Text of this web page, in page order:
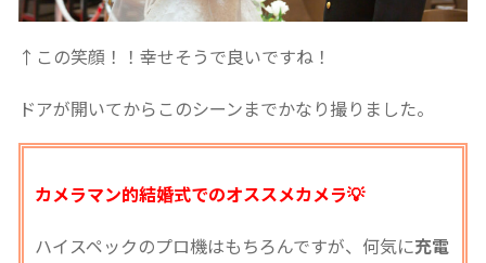
↑この笑顔！！幸せそうで良いですね！
ドアが開いてからこのシーンまでかなり撮りました。
カメラマン的結婚式でのオススメカメラ💡
ハイスペックのプロ機はもちろんですが、何気に充電